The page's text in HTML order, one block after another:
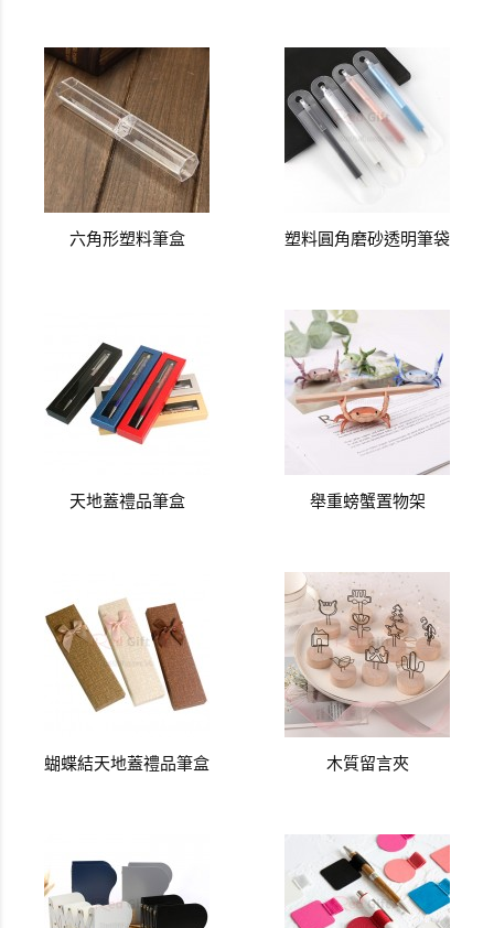
六角形塑料筆盒 塑料圓角磨砂透明筆袋
天地蓋禮品筆盒 舉重螃蟹置物架
蝴蝶結天地蓋禮品筆盒 木質留言夾